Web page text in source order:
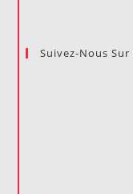
Suivez-Nous